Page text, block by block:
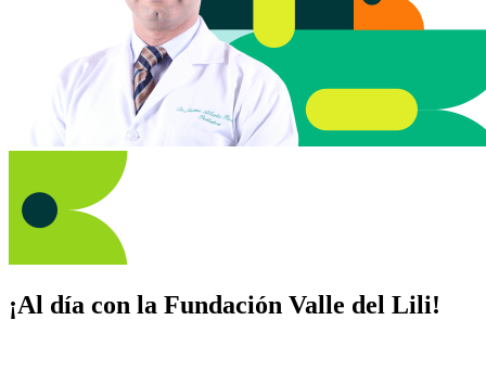
¡Al día con la Fundación Valle del Lili!